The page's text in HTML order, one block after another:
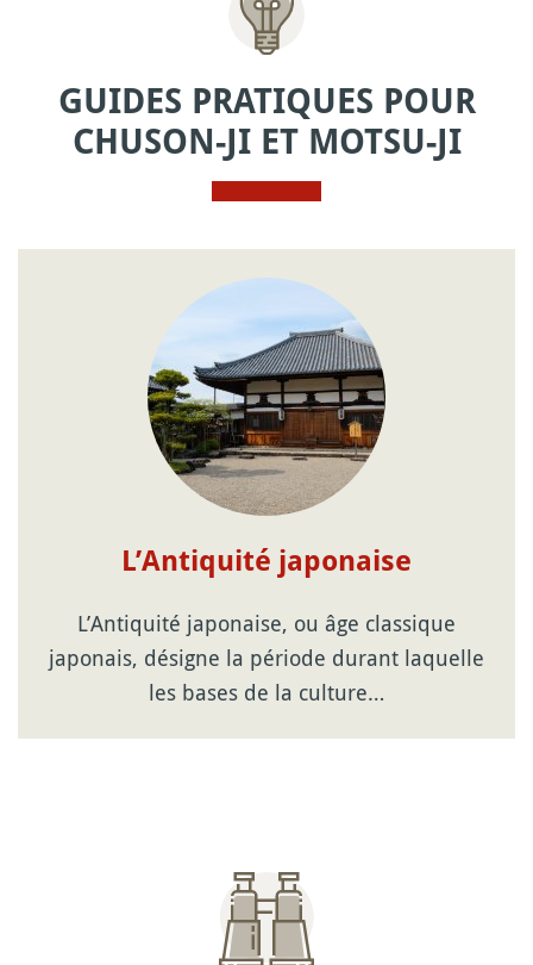
GUIDES PRATIQUES POUR
CHUSON-JI ET MOTSU-JI
L’Antiquité japonaise
L’Antiquité japonaise, ou âge classique
japonais, désigne la période durant laquelle
les bases de la culture…